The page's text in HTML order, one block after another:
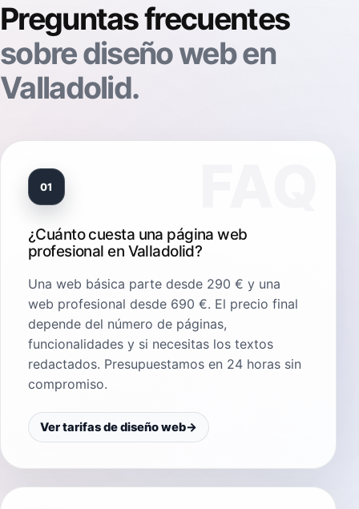
Preguntas frecuentes
sobre diseño web en
Valladolid.
01
¿Cuánto cuesta una página web
profesional en Valladolid?
Una web básica parte desde 290 € y una
web profesional desde 690 €. El precio final
depende del número de páginas,
funcionalidades y si necesitas los textos
redactados. Presupuestamos en 24 horas sin
compromiso.
Ver tarifas de diseño web→